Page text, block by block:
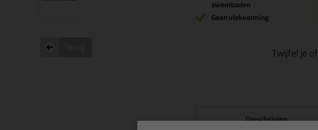
zwembaden
Geen vlekvorming
Twijfel je of
Omschrijving